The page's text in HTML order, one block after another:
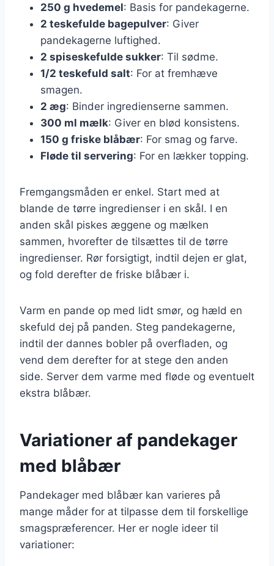
250 g hvedemel: Basis for pandekagerne.
2 teskefulde bagepulver: Giver
pandekagerne luftighed.
2 spiseskefulde sukker: Til sødme.
1/2 teskefuld salt: For at fremhæve
smagen.
2 æg: Binder ingredienserne sammen.
300 ml mælk: Giver en blød konsistens.
150 g friske blåbær: For smag og farve.
Fløde til servering: For en lækker topping.
Fremgangsmåden er enkel. Start med at
blande de tørre ingredienser i en skål. I en
anden skål piskes æggene og mælken
sammen, hvorefter de tilsættes til de tørre
ingredienser. Rør forsigtigt, indtil dejen er glat,
og fold derefter de friske blåbær i.
Varm en pande op med lidt smør, og hæld en
skefuld dej på panden. Steg pandekagerne,
indtil der dannes bobler på overfladen, og
vend dem derefter for at stege den anden
side. Server dem varme med fløde og eventuelt
ekstra blåbær.
Variationer af pandekager
med blåbær
Pandekager med blåbær kan varieres på
mange måder for at tilpasse dem til forskellige
smagspræferencer. Her er nogle ideer til
variationer: